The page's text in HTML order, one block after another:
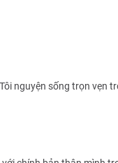
nguyện sống trọn vẹn